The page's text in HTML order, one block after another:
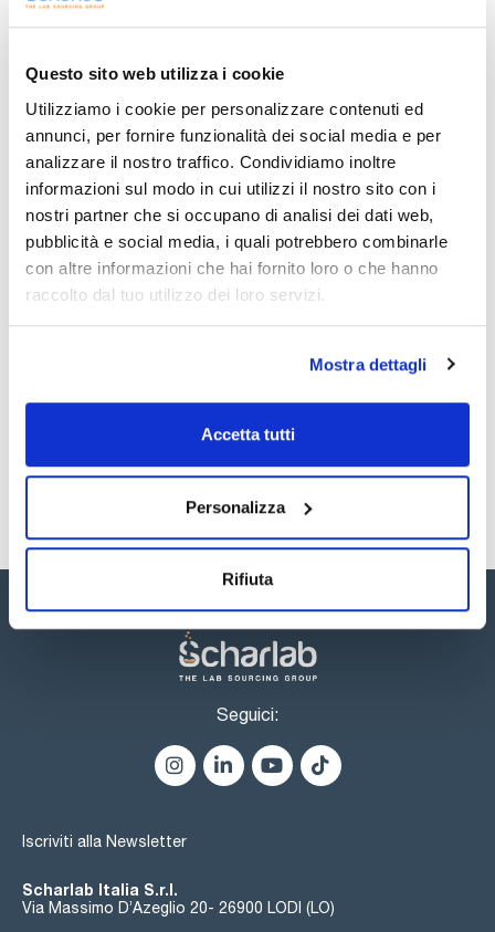
Questo sito web utilizza i cookie
Utilizziamo i cookie per personalizzare contenuti ed
annunci, per fornire funzionalità dei social media e per
analizzare il nostro traffico. Condividiamo inoltre
informazioni sul modo in cui utilizzi il nostro sito con i
nostri partner che si occupano di analisi dei dati web,
pubblicità e social media, i quali potrebbero combinarle
con altre informazioni che hai fornito loro o che hanno
raccolto dal tuo utilizzo dei loro servizi.
Mostra dettagli
Accetta tutti
Personalizza
Rifiuta
Caratteristiche
Holes diameter (mm) : 16
Number of holes : 60
Hole format : 5x12
Dimensions WxHxD (mm) : 246x72x105
Material : Plastic. Yellow
Pack (u.) : 1
Questi rack ad alta capacità possono essere utilizzati a
secco o a bagnomaria.
La loro geometria e il loro design non ostacolano la
circolazione del liquido, garantendo così la stessa
superiore presenta un riferimento alfanumerico in rilievo che
consente di identificare i campioni in modo facile e
errori i lotti di campioni inviati al laboratorio.
Se vuoti, possono essere impilati per avere più spazio e
mantenere l'ordine e sono autoclavabili fino a 121 °C per 20
minuti.
Vedi di più
Documentazione tecnica
Registrati per i download
Seguici:
Iscriviti alla Newsletter
Scharlab Italia S.r.l.
Via Massimo D’Azeglio 20- 26900 LODI (LO)